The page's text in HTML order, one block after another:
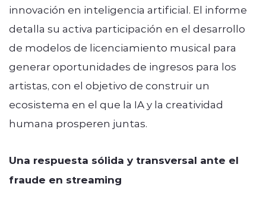
innovación en inteligencia artificial. El informe
detalla su activa participación en el desarrollo
de modelos de licenciamiento musical para
generar oportunidades de ingresos para los
artistas, con el objetivo de construir un
ecosistema en el que la IA y la creatividad
humana prosperen juntas.
Una respuesta sólida y transversal ante el
fraude en streaming